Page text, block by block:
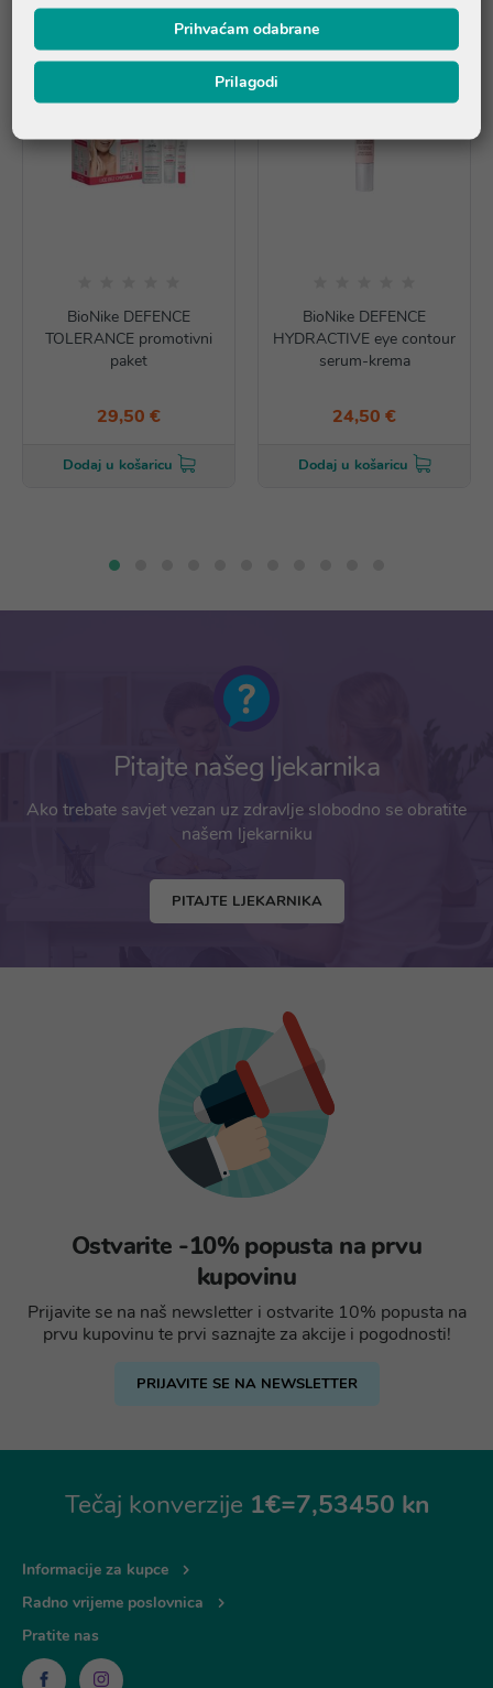
BioNike DEFENCE
TOLERANCE promotivni
paket
29,50 €
Dodaj u košaricu
BioNike DEFENCE
HYDRACTIVE eye contour
serum-krema
24,50 €
Dodaj u košaricu
Pitajte našeg ljekarnika
Ako trebate savjet vezan uz zdravlje slobodno se obratite
našem ljekarniku
PITAJTE LJEKARNIKA
Ostvarite -10% popusta na prvu
kupovinu
Prijavite se na naš newsletter i ostvarite 10% popusta na
prvu kupovinu te prvi saznajte za akcije i pogodnosti!
PRIJAVITE SE NA NEWSLETTER
Tečaj konverzije 1€=7,53450 kn
Informacije za kupce
Radno vrijeme poslovnica
Pratite nas
Prihvaćam odabrane
Prilagodi